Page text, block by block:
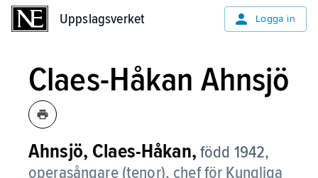
Uppslagsverket Logga in
Claes-Håkan Ahnsjö
Ahnsjö, Claes-Håkan, född 1942,
operasångare (tenor), chef för Kungliga